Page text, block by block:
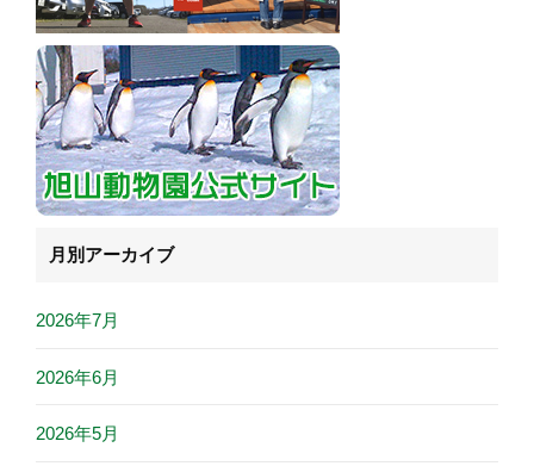
月別アーカイブ
2026年7月
2026年6月
2026年5月